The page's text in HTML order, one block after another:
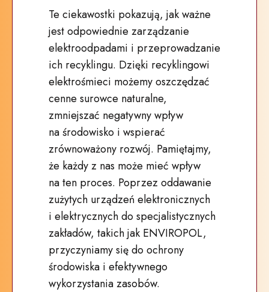
Te ciekawostki pokazują, jak ważne
jest odpowiednie zarządzanie
elektroodpadami i przeprowadzanie
ich recyklingu. Dzięki recyklingowi
elektrośmieci możemy oszczędzać
cenne surowce naturalne,
zmniejszać negatywny wpływ
na środowisko i wspierać
zrównoważony rozwój. Pamiętajmy,
że każdy z nas może mieć wpływ
na ten proces. Poprzez oddawanie
zużytych urządzeń elektronicznych
i elektrycznych do specjalistycznych
zakładów, takich jak ENVIROPOL,
przyczyniamy się do ochrony
środowiska i efektywnego
wykorzystania zasobów.